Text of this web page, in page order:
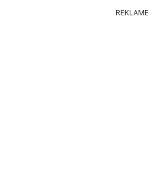
REKLAME